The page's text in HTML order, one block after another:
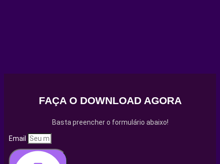
FAÇA O DOWNLOAD AGORA
Basta preencher o formulário abaixo!
Email